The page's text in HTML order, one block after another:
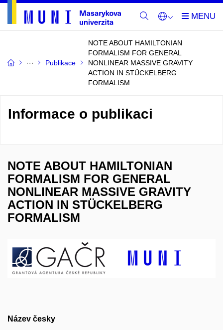
Publikace
NOTE ABOUT HAMILTONIAN
FORMALISM FOR GENERAL
NONLINEAR MASSIVE GRAVITY
ACTION IN STÜCKELBERG
FORMALISM
Informace o publikaci
NOTE ABOUT HAMILTONIAN
FORMALISM FOR GENERAL
NONLINEAR MASSIVE GRAVITY
ACTION IN STÜCKELBERG
FORMALISM
Název česky